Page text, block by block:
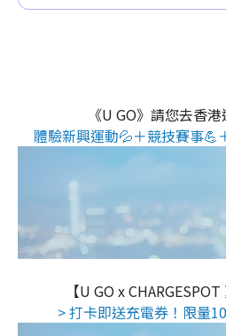
《U GO》請您去香
體驗新興運動💦＋競技賽事💪
【U GO x CHARGESPOT
> 打卡即送充電券！限量